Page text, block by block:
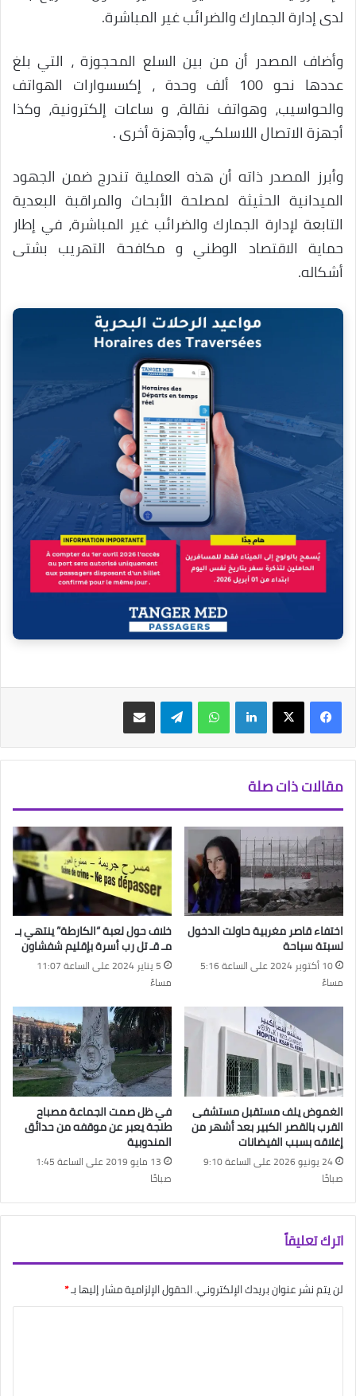
لدى إدارة الجمارك والضرائب غير المباشرة.
وأضاف المصدر أن من بين السلع المحجوزة ، التي بلغ
عددها نحو 100 ألف وحدة ، إكسسوارات الهواتف
والحواسيب، وهواتف نقالة، و ساعات إلكترونية، وكذا
أجهزة الاتصال اللاسلكي، وأجهزة أخرى .
وأبرز المصدر ذاته أن هذه العملية تندرج ضمن الجهود
الميدانية الحثيثة لمصلحة الأبحاث والمراقبة البعدية
التابعة لإدارة الجمارك والضرائب غير المباشرة، في إطار
حماية الاقتصاد الوطني و مكافحة التهريب بشتى
أشكاله.
فيسبوك‫X لينكدإن واتساب تيلقرام مشاركة عبر البريد
مقالات ذات صلة
اختفاء قاصر مغربية حاولت الدخول
لسبتة سباحة
10 أكتوبر 2024 على الساعة 5:16
مساءً
خلاف حول لعبة “الكارطة” ينتهي بـ
مـ قـ تل رب أسرة بإقليم شفشاون
5 يناير 2024 على الساعة 11:07
مساءً
الغموض يلف مستقبل مستشفى
القرب بالقصر الكبير بعد أشهر من
إغلاقه بسبب الفيضانات
24 يونيو 2026 على الساعة 9:10
صباحًا
في ظل صمت الجماعة مصباح
طنجة يعبر عن موقفه من حدائق
المندوبية
13 مايو 2019 على الساعة 1:45
صباحًا
اترك تعليقاً
لن يتم نشر عنوان بريدك الإلكتروني.الحقول الإلزامية مشار إليها بـ*